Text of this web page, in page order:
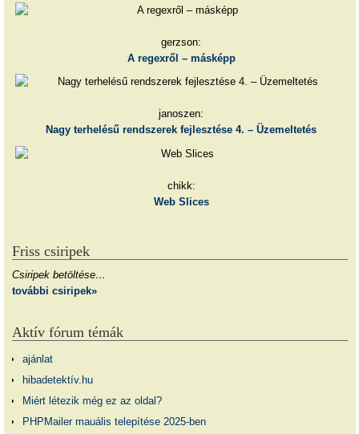
gerzson:
A regexről – másképp
janoszen:
Nagy terhelésű rendszerek fejlesztése 4. – Üzemeltetés
chikk:
Web Slices
Friss csiripek
Csiripek betöltése…
további csiripek»
Aktív fórum témák
ajánlat
hibadetektív.hu
Miért létezik még ez az oldal?
PHPMailer mauális telepítése 2025-ben